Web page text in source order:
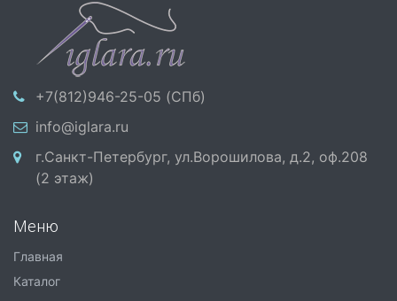
+7(812)946-25-05 (СПб)
info@iglara.ru
г.Санкт-Петербург, ул.Ворошилова, д.2, оф.208
(2 этаж)
Меню
Главная
Каталог